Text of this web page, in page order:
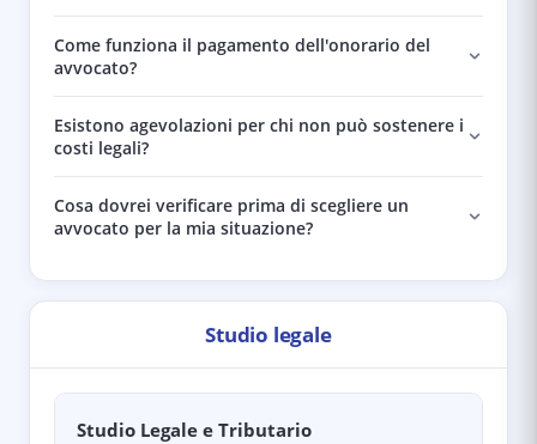
Come funziona il pagamento dell'onorario del
avvocato?
Esistono agevolazioni per chi non può sostenere i
costi legali?
Cosa dovrei verificare prima di scegliere un
avvocato per la mia situazione?
Studio legale
Studio Legale e Tributario